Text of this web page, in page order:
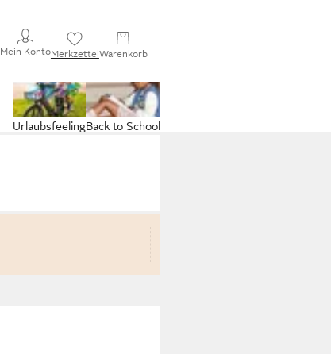
Mein KontoMerkzettelWarenkorb
Back to School
Urlaubsfeeling